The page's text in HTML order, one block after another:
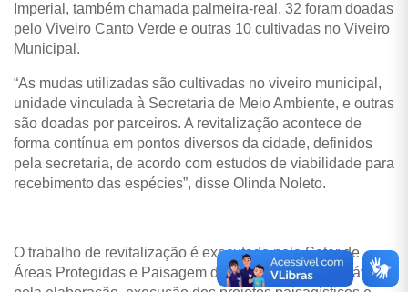
Imperial, também chamada palmeira-real, 32 foram doadas
pelo Viveiro Canto Verde e outras 10 cultivadas no Viveiro
Municipal.
“As mudas utilizadas são cultivadas no viveiro municipal,
unidade vinculada à Secretaria de Meio Ambiente, e outras
são doadas por parceiros. A revitalização acontece de
forma contínua em pontos diversos da cidade, definidos
pela secretaria, de acordo com estudos de viabilidade para
recebimento das espécies”, disse Olinda Noleto.
O trabalho de revitalização é executado pelo Setor de
Áreas Protegidas e Paisagem da Semmarh, responsável